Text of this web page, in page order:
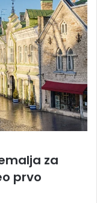
za
prvo